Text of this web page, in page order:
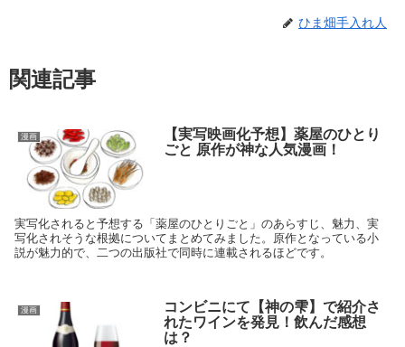
ひま畑手入れ人
関連記事
漫画
【実写映画化予想】薬屋のひとり
ごと 原作が神な人気漫画！
実写化されると予想する「薬屋のひとりごと」のあらすじ、魅力、実
写化されそうな根拠についてまとめてみました。原作となっている小
説が魅力的で、二つの出版社で同時に連載されるほどです。
漫画
コンビニにて【神の雫】で紹介さ
れたワインを発見！飲んだ感想
は？